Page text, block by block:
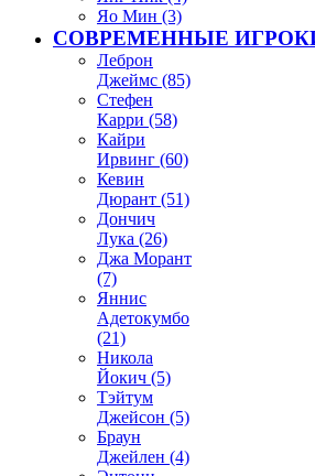
Яо Мин (3)
СОВРЕМЕННЫЕ
Леброн
Джеймс (85)
Стефен
Карри (58)
Кайри
Ирвинг (60)
Кевин
Дюрант (51)
Дончич
Лука (26)
Джа Морант
(7)
Яннис
Адетокумбо
(21)
Никола
Йокич (5)
Тэйтум
Джейсон (5)
Браун
Джейлен (4)